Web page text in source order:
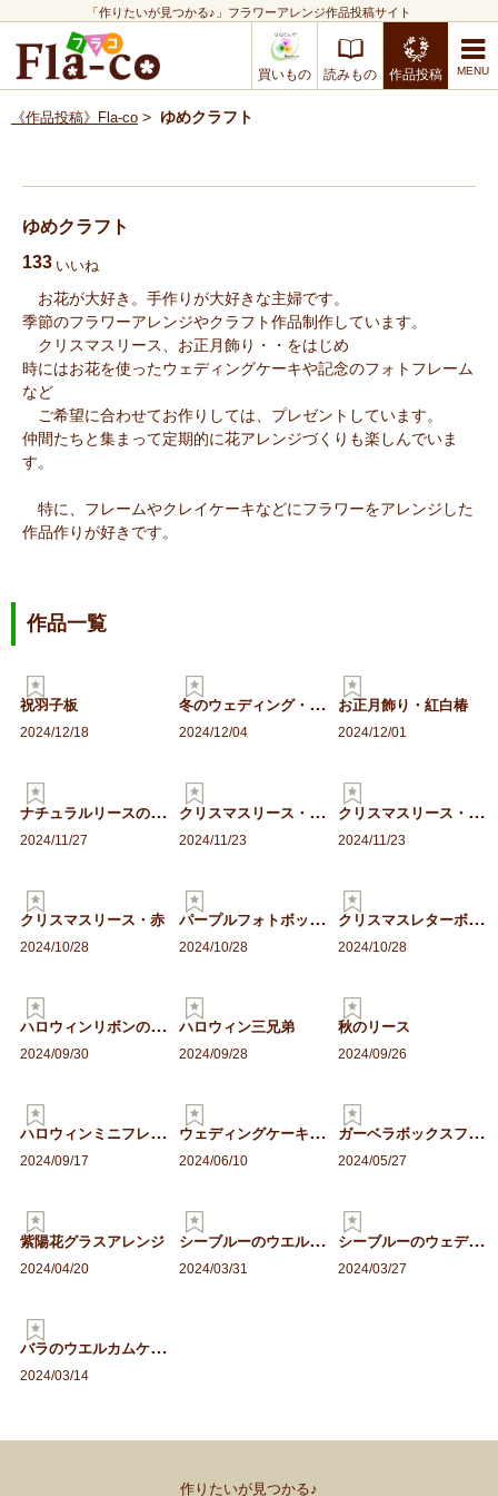
「作りたいが見つかる♪」フラワーアレンジ作品投稿サイト
買いもの 読みもの 作品投稿
《作品投稿》Fla-co > ゆめクラフト
ゆめクラフト
133 いいね
お花が大好き。手作りが大好きな主婦です。
季節のフラワーアレンジやクラフト作品制作しています。
クリスマスリース、お正月飾り・・をはじめ
時にはお花を使ったウェディングケーキや記念のフォトフレーム
など
ご希望に合わせてお作りしては、プレゼントしています。
仲間たちと集まって定期的に花アレンジづくりも楽しんでいま
す。
特に、フレームやクレイケーキなどにフラワーをアレンジした
作品作りが好きです。
作品一覧
祝羽子板
2024/12/18
冬
のウェディング・ウェルカ…
2024/12/04
お正月飾り・紅白椿
2024/12/01
2024/11/27 2024/11/23 2024/11/23
クリスマスリース・赤
2024/10/28
パ
ープルフォトボックス
2024/10/28
ク
リスマスレターボックス
2024/10/28
ハ
ロウィンリボンのフラワー…
2024/09/30
ハロウィン三兄弟
2024/09/28
秋のリース
2024/09/26
ハ
ロウィンミニフレーム
2024/09/17
ウ
ェディングケーキのフォト…
2024/06/10
ガ
ーベラボックスフレーム
2024/05/27
紫陽花グラスアレンジ
2024/04/20
シ
ーブルーのウエルカムアレ…
2024/03/31
シ
ーブルーのウェディングケ…
2024/03/27
バ
ラのウエルカムケーキ
2024/03/14
作りたいが見つかる♪